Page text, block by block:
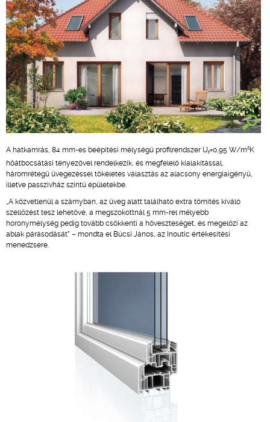
A hatkamrás, 84 mm-es beépítési mélységű profilrendszer Uf=0,95 W/m2 K
hőátbocsátási tényezővel rendelkezik, és megfelelő kialakítással,
háromrétegű üvegezéssel tökéletes választás az alacsony energiaigényű,
illetve passzívház szintű épületekbe.
„A közvetlenül a szárnyban, az üveg alatt található extra tömítés kiváló
szellőzést tesz lehetővé, a megszokottnál 5 mm-rel mélyebb
horonymélység pedig tovább csökkenti a hőveszteséget, és megelőzi az
ablak párásodását” – mondta el Búcsi János, az Inoutic értékesítési
menedzsere.